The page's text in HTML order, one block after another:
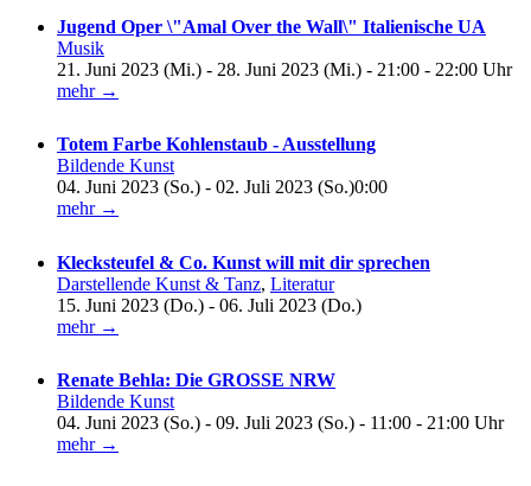
Jugend Oper \"Amal Over the Wall\" Italienische UA
Musik
21. Juni 2023 (Mi.) - 28. Juni 2023 (Mi.) - 21:00 - 22:00 Uhr
mehr →
Totem Farbe Kohlenstaub - Ausstellung
Bildende Kunst
04. Juni 2023 (So.) - 02. Juli 2023 (So.)0:00
mehr →
Klecksteufel & Co. Kunst will mit dir sprechen
Darstellende Kunst & Tanz, Literatur
15. Juni 2023 (Do.) - 06. Juli 2023 (Do.)
mehr →
Renate Behla: Die GROSSE NRW
Bildende Kunst
04. Juni 2023 (So.) - 09. Juli 2023 (So.) - 11:00 - 21:00 Uhr
mehr →